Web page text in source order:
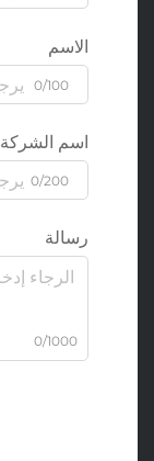
الاسم
0/100
اسم الشركة
0/200
رسالة
0/1000